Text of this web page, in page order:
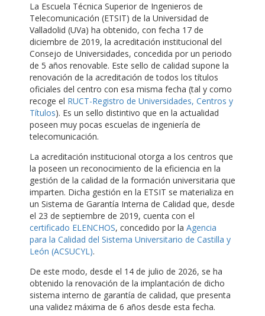
La Escuela Técnica Superior de Ingenieros de
Telecomunicación (ETSIT) de la Universidad de
Valladolid (UVa) ha obtenido, con fecha 17 de
diciembre de 2019, la acreditación institucional del
Consejo de Universidades, concedida por un periodo
de 5 años renovable. Este sello de calidad supone la
renovación de la acreditación de todos los títulos
oficiales del centro con esa misma fecha (tal y como
recoge el RUCT-Registro de Universidades, Centros y
Títulos). Es un sello distintivo que en la actualidad
poseen muy pocas escuelas de ingeniería de
telecomunicación.
La acreditación institucional otorga a los centros que
la poseen un reconocimiento de la eficiencia en la
gestión de la calidad de la formación universitaria que
imparten. Dicha gestión en la ETSIT se materializa en
un Sistema de Garantía Interna de Calidad que, desde
el 23 de septiembre de 2019, cuenta con el
certificado ELENCHOS, concedido por la Agencia
para la Calidad del Sistema Universitario de Castilla y
León (ACSUCYL).
De este modo, desde el 14 de julio de 2026, se ha
obtenido la renovación de la implantación de dicho
sistema interno de garantía de calidad, que presenta
una validez máxima de 6 años desde esta fecha.